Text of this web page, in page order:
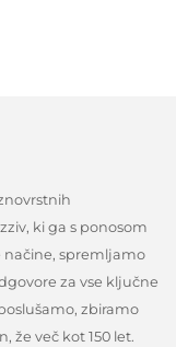
ki ga s ponosom
načine, spremljamo
za vse ključne
zbiramo
že več kot 150 let.